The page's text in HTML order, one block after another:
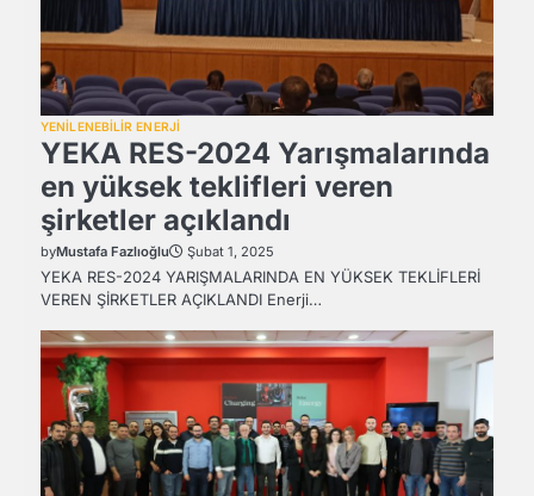
YENİLENEBİLİR ENERJİ
YEKA RES-2024 Yarışmalarında
en yüksek teklifleri veren
şirketler açıklandı
byMustafa Fazlıoğlu Şubat 1, 2025
YEKA RES-2024 YARIŞMALARINDA EN YÜKSEK TEKLİFLERİ
VEREN ŞİRKETLER AÇIKLANDI Enerji…